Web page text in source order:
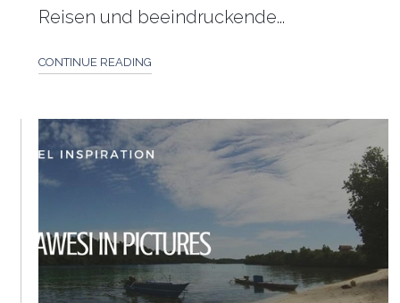
Reisen und beeindruckende...
CONTINUE READING